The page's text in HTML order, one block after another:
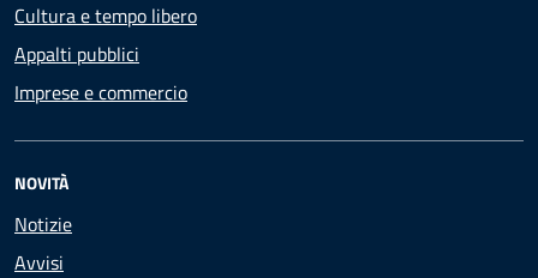
Cultura e tempo libero
Appalti pubblici
Imprese e commercio
NOVITÀ
Notizie
Avvisi